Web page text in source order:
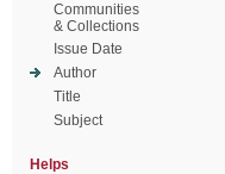
Communities
& Collections
Issue Date
Author
Title
Subject
Helps